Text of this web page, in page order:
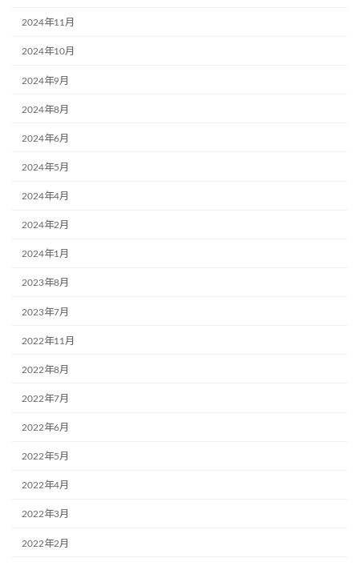
2024年11月
2024年10月
2024年9月
2024年8月
2024年6月
2024年5月
2024年4月
2024年2月
2024年1月
2023年8月
2023年7月
2022年11月
2022年8月
2022年7月
2022年6月
2022年5月
2022年4月
2022年3月
2022年2月